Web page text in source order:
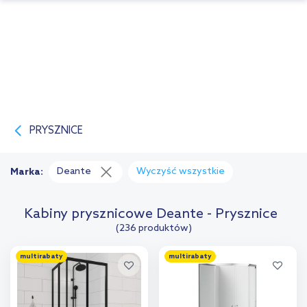
PRYSZNICE
Kabiny prysznicowe Deante - Prysznice
(236 produktów)
Marka: Deante Wyczyść wszystkie
multirabaty multirabaty